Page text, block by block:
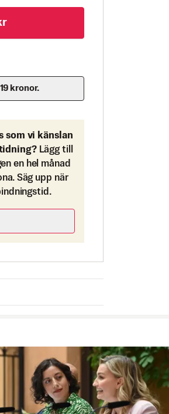
kronor.
som vi känslan
Lägg till
en hel månad
Säg upp när